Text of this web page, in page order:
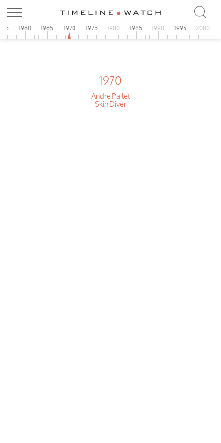
1960 1965 1970 1975 1980 1985 1990 1995 2000
1970
Andre Pailet
Skin Diver